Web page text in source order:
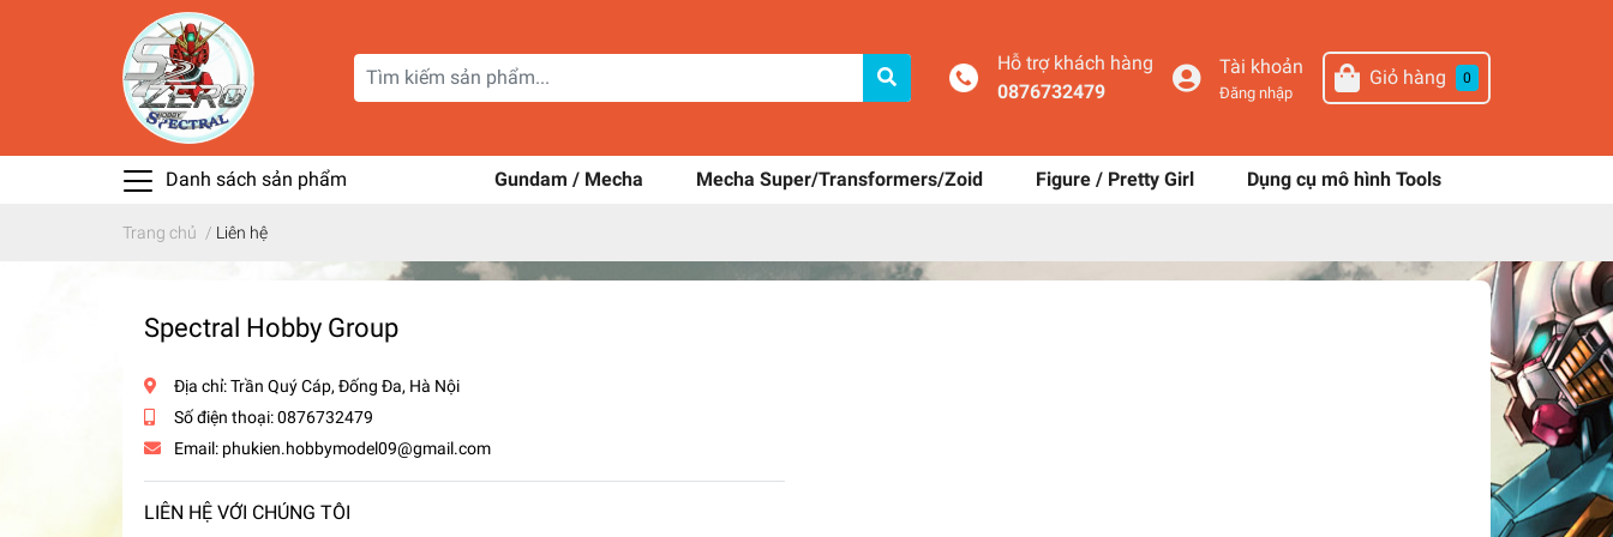
Hỗ trợ khách hàng
0876732479
Tài khoản
Đăng nhập
Giỏ hàng 0
Danh sách sản phẩm Gundam / Mecha Mecha Super/Transformers/Zoid Figure / Pretty Girl Dụng cụ mô hình Tools
Trang chủ / Liên hệ
Spectral Hobby Group
Địa chỉ:Trần Quý Cáp, Đống Đa, Hà Nội
Số điện thoại:0876732479
Email: phukien.hobbymodel09@gmail.com
LIÊN HỆ VỚI CHÚNG TÔI